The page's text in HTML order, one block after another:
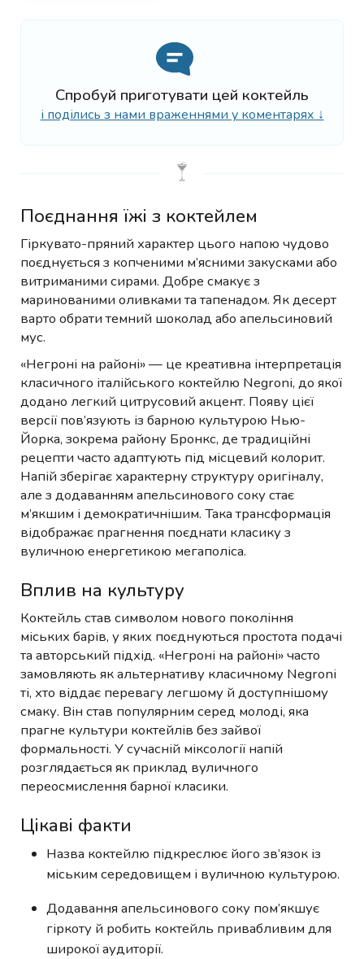
Спробуй приготувати цей коктейль
і поділись з нами враженнями у коментарях ↓
Поєднання їжі з коктейлем
Гіркувато-пряний характер цього напою чудово
поєднується з копченими м’ясними закусками або
витриманими сирами. Добре смакує з
маринованими оливками та тапенадом. Як десерт
варто обрати темний шоколад або апельсиновий
мус.
«Негроні на районі» — це креативна інтерпретація
класичного італійського коктейлю Negroni, до якої
додано легкий цитрусовий акцент. Появу цієї
версії пов’язують із барною культурою Нью-
Йорка, зокрема району Бронкс, де традиційні
рецепти часто адаптують під місцевий колорит.
Напій зберігає характерну структуру оригіналу,
але з додаванням апельсинового соку стає
м’якшим і демократичнішим. Така трансформація
відображає прагнення поєднати класику з
вуличною енергетикою мегаполіса.
Вплив на культуру
Коктейль став символом нового покоління
міських барів, у яких поєднуються простота подачі
та авторський підхід. «Негроні на районі» часто
замовляють як альтернативу класичному Negroni
ті, хто віддає перевагу легшому й доступнішому
смаку. Він став популярним серед молоді, яка
прагне культури коктейлів без зайвої
формальності. У сучасній міксології напій
розглядається як приклад вуличного
переосмислення барної класики.
Цікаві факти
Назва коктейлю підкреслює його зв’язок із
міським середовищем і вуличною культурою.
Додавання апельсинового соку пом’якшує
гіркоту й робить коктейль привабливим для
широкої аудиторії.